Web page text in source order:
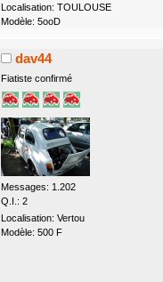
Localisation: TOULOUSE
Modèle: 5ooD
dav44
Fiatiste confirmé
Messages: 1.202
Q.I.: 2
Localisation: Vertou
Modèle: 500 F